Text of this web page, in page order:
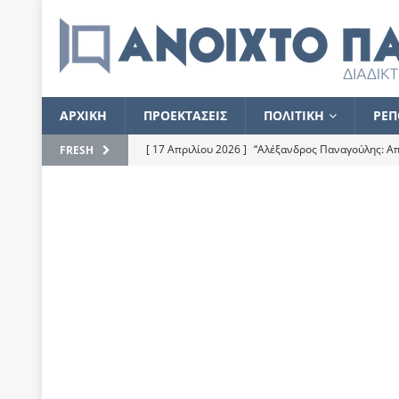
ΑΡΧΙΚΗ ΠΡΟΕΚΤΑΣΕΙΣ ΠΟΛΙΤΙΚΗ
FRESH [ 17 Απριλίου 2026 ] “Αλέξανδρος Παναγούλης: